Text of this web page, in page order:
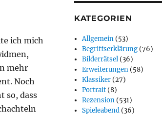
ich mich
mehr
Noch
so, dass
KATEGORIEN
Allgemein (53)
Begriffserklärung (76)
Bilderrätsel (36)
Erweiterungen (58)
Klassiker (27)
Portrait (8)
Rezension (531)
Spieleabend (36)